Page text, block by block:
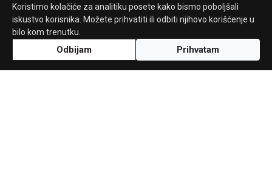
Koristimo kolačiće za analitiku posete kako bismo poboljšali
iskustvo korisnika. Možete prihvatiti ili odbiti njihovo korišćenje u
bilo kom trenutku.
Odbijam Prihvatam